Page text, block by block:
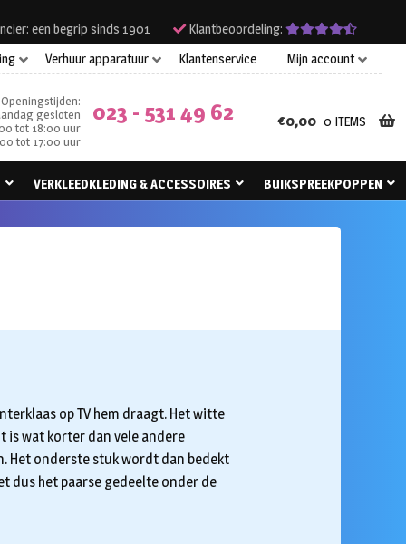
een begrip sinds 1901
Klantbeoordeling:
Verhuur apparatuur Klantenservice Mijn account
Openingstijden:
gesloten
tot 18:00 uur
tot 17:00 uur
023 - 531 49 62 €0,00 0 ITEMS
VERKLEEDKLEDING & ACCESSOIRES
BUIKSPREEKPOPPEN
op TV hem draagt. Het witte
is wat korter dan vele andere
Het onderste stuk wordt dan bedekt
dus het paarse gedeelte onder de